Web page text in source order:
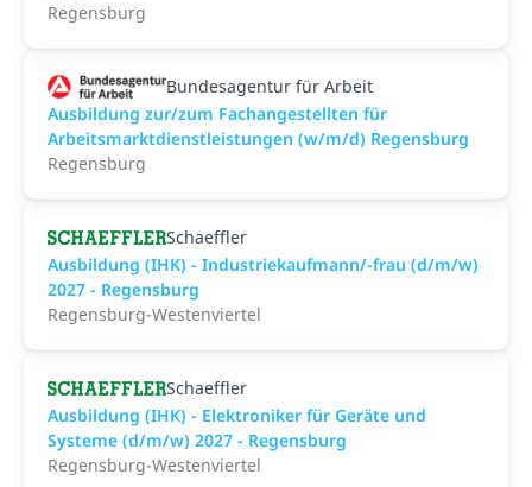
Regensburg
Bundesagentur für Arbeit
Ausbildung zur/zum Fachangestellten für
Arbeitsmarktdienstleistungen (w/m/d) Regensburg
Regensburg
Schaeffler
Ausbildung (IHK) - Industriekaufmann/-frau (d/m/w)
2027 - Regensburg
Regensburg-Westenviertel
Schaeffler
Ausbildung (IHK) - Elektroniker für Geräte und
Systeme (d/m/w) 2027 - Regensburg
Regensburg-Westenviertel